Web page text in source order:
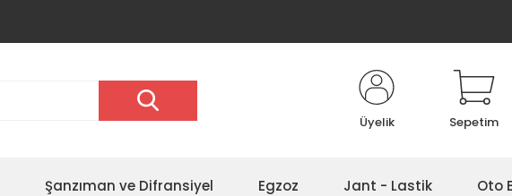
Üyelik Sepetim
Şanzıman ve Difransiyel Egzoz Jant - Lastik Oto